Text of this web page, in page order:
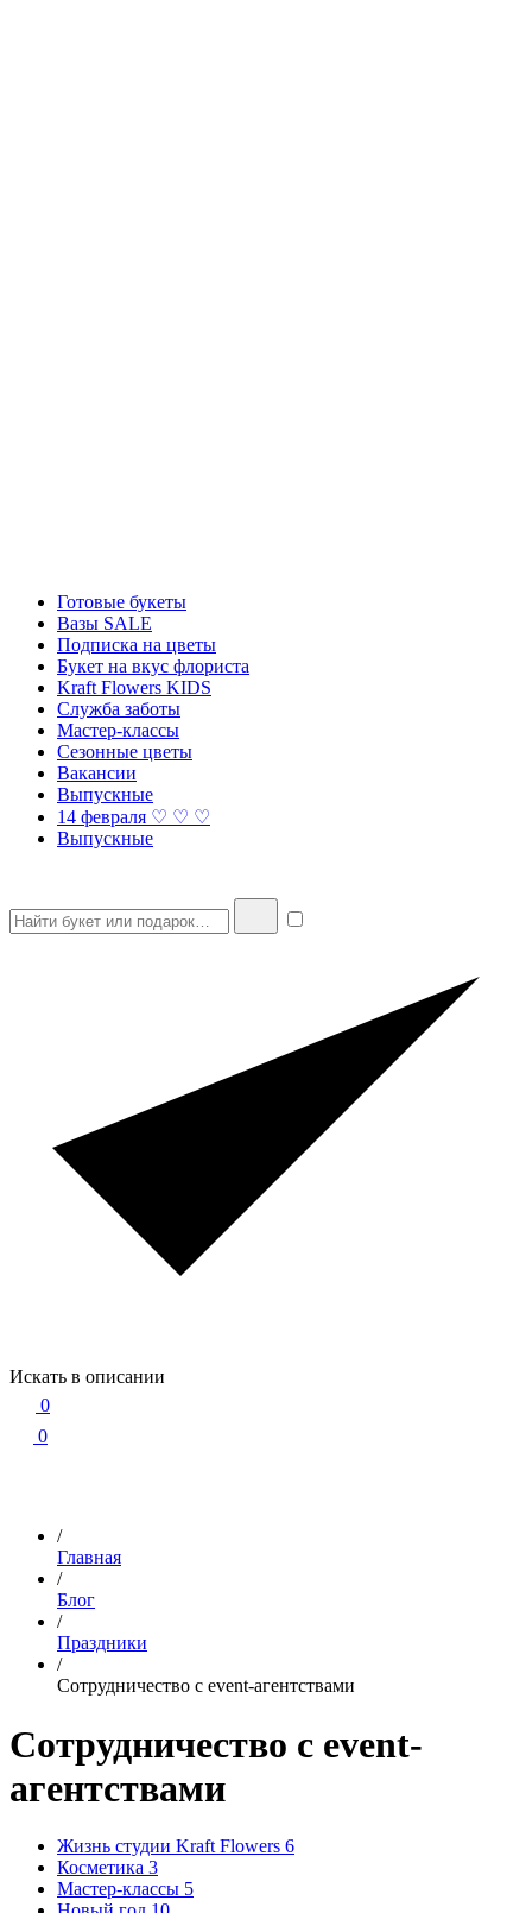
Готовые букеты
Вазы SALE
Подписка на цветы
Букет на вкус флориста
Kraft Flowers KIDS
Служба заботы
Мастер-классы
Сезонные цветы
Вакансии
Выпускные
14 февраля ♡ ♡ ♡
Выпускные
Искать в описании
0
0
/
Главная
/
Блог
/
Праздники
/
Сотрудничество с event-агентствами
Сотрудничество с event-
агентствами
Жизнь студии Kraft Flowers 6
Косметика 3
Мастер-классы 5